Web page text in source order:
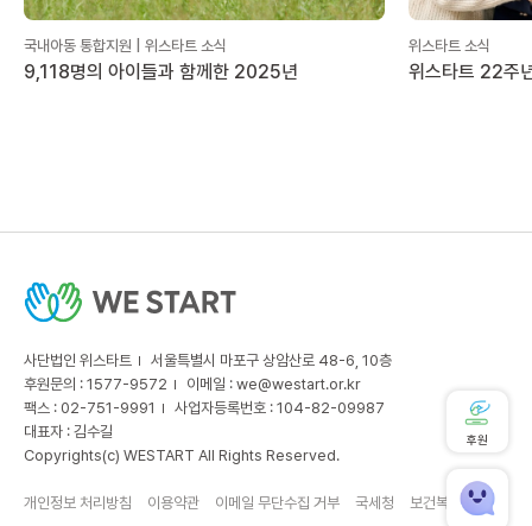
국내아동 통합지원 | 위스타트 소식
9,118명의 아이들과 함께한 2025년
위스타트 소식
위스타트 22주
사단법인 위스타트
서울특별시 마포구 상암산로 48-6, 10층
후원문의 : 1577-9572
이메일 : we@westart.or.kr
팩스 : 02-751-9991
사업자등록번호 : 104-82-09987
대표자 : 김수길
Copyrights(c) WESTART All Rights Reserved.
개인정보 처리방침 이용약관 이메일 무단수집 거부 국세청 보건복지부
후원